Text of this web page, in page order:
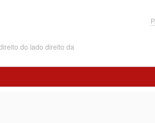
do lado direito da